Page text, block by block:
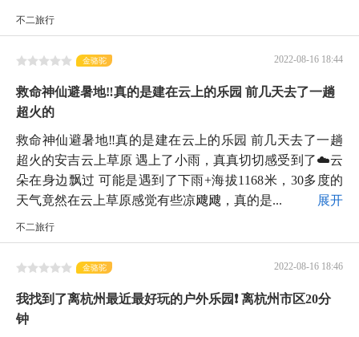
不二旅行
2022-08-16 18:44
金骆驼
救命神仙避暑地‼️真的是建在云上的乐园 前几天去了一趟
超火的
救命神仙避暑地‼️真的是建在云上的乐园 前几天去了一趟
超火的安吉云上草原 遇上了小雨，真真切切感受到了☁️云
朵在身边飘过 可能是遇到了下雨+海拔1168米，30多度的
天气竟然在云上草原感觉有些凉飕飕，真的是...
展开
不二旅行
2022-08-16 18:46
金骆驼
我找到了离杭州最近最好玩的户外乐园❗️ 离杭州市区20分
钟